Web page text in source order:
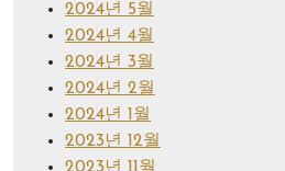
2024년 5월
2024년 4월
2024년 3월
2024년 2월
2024년 1월
2023년 12월